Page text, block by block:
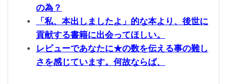
の為？
「私、本出しましたよ」的な本より、後世に
貢献する書籍に出会ってほしい。
レビューであなたに★の数を伝える事の難し
さを感じています。何故ならば、